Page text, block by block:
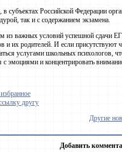
в субъектах Российской Федерации
так и с содержанием экзамена.
из важных условий успешной сдачи
и их родителей. И если присутствуют
услугами школьных психологов,
с эмоциями и концентрировать
другу
Другие
Добавить